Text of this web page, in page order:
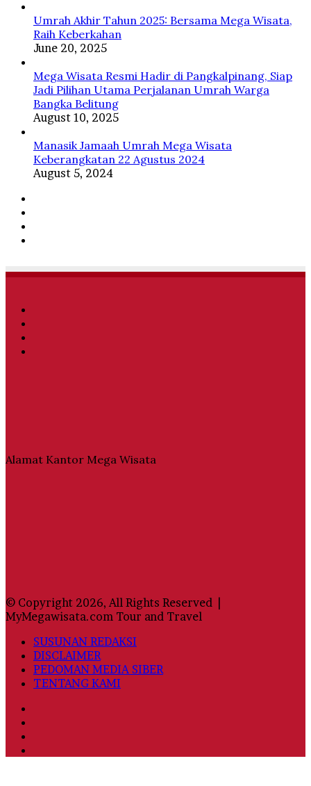
Umrah Akhir Tahun 2025: Bersama Mega Wisata,
Raih Keberkahan
June 20, 2025
Mega Wisata Resmi Hadir di Pangkalpinang, Siap
Jadi Pilihan Utama Perjalanan Umrah Warga
Bangka Belitung
August 10, 2025
Manasik Jamaah Umrah Mega Wisata
Keberangkatan 22 Agustus 2024
August 5, 2024
Alamat Kantor Mega Wisata
© Copyright 2026, All Rights Reserved |
MyMegawisata.com Tour and Travel
SUSUNAN REDAKSI
DISCLAIMER
PEDOMAN MEDIA SIBER
TENTANG KAMI